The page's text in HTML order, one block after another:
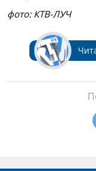
фото: КТВ-ЛУЧ